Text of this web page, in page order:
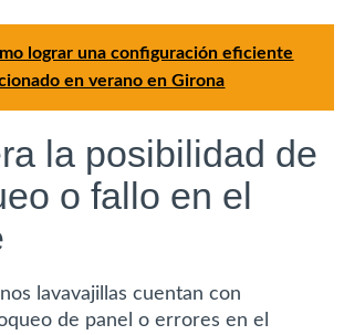
lograr una configuración eficiente
en verano en Girona
la posibilidad de
o fallo en el
lavavajillas cuentan con
de panel o errores en el